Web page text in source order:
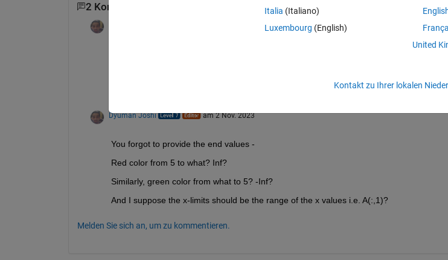
2 Kommentare
If it is not similar to that, what is the expected output? A visual example would be helpful.
Dyuman Joshi am 2 Nov. 2023
You forgot to provide the end values -
Red color from 5 to what? Inf?
Similarly, green color from what to 5? -Inf?
And I suppose the x-limits should be the range of the x values i.e. A(:,1)?
Melden Sie sich an, um zu kommentieren.
Italia (Italiano)
Luxembourg (English)
United
Kontakt zu Ihrer lokalen